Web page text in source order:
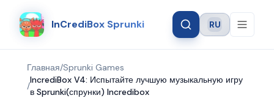
InCrediBox Sprunki Language
RU
Главная/Sprunki Games
/
IncrediBox V4: Испытайте лучшую музыкальную игру
в Sprunki(спрунки) Incredibox